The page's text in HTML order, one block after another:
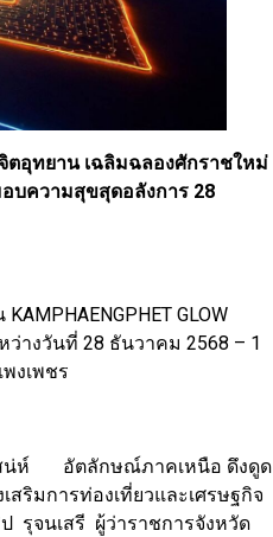
อุทยาน เฉลิมฉลองศักราชใหม่
มอบความสุขสุดอลังการ 28
GLOW
ว่างวันที่ 28 ธันวาคม 2568 – 1
งเพชร
เสน่ห์ อัตลักษณ์ภาคเหนือ ดึงดูด
ริมการท่องเที่ยวและเศรษฐกิจ
รุจนเสรี ผู้ว่าราชการจังหวัด